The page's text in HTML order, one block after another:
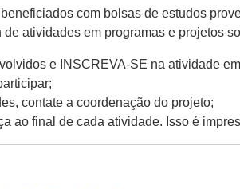
com bolsas de estudos
atividades em programas e projetos
e INSCREVA-SE na atividade
contate a coordenação do projeto;
ao final de cada atividade. Isso é